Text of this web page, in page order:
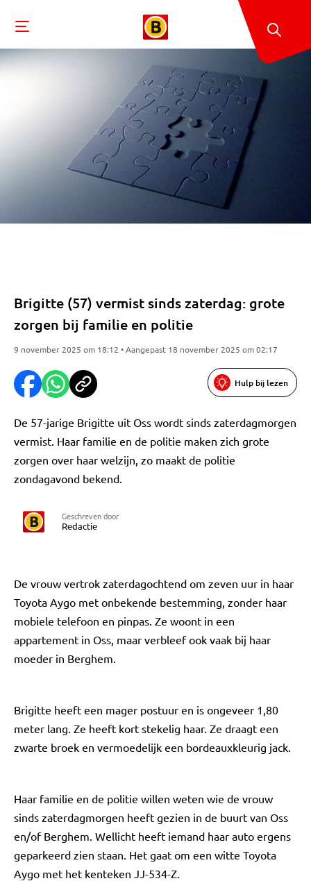
Brigitte (57) vermist sinds zaterdag: grote
zorgen bij familie en politie
9 november 2025 om 18:12 • Aangepast 18 november 2025 om 02:17
Hulp bij lezen
De 57-jarige Brigitte uit Oss wordt sinds zaterdagmorgen
vermist. Haar familie en de politie maken zich grote
zorgen over haar welzijn, zo maakt de politie
zondagavond bekend.
Geschreven door
Redactie
De vrouw vertrok zaterdagochtend om zeven uur in haar
Toyota Aygo met onbekende bestemming, zonder haar
mobiele telefoon en pinpas. Ze woont in een
appartement in Oss, maar verbleef ook vaak bij haar
moeder in Berghem.
Brigitte heeft een mager postuur en is ongeveer 1,80
meter lang. Ze heeft kort stekelig haar. Ze draagt een
zwarte broek en vermoedelijk een bordeauxkleurig jack.
Haar familie en de politie willen weten wie de vrouw
sinds zaterdagmorgen heeft gezien in de buurt van Oss
en/of Berghem. Wellicht heeft iemand haar auto ergens
geparkeerd zien staan. Het gaat om een witte Toyota
Aygo met het kenteken JJ-534-Z.